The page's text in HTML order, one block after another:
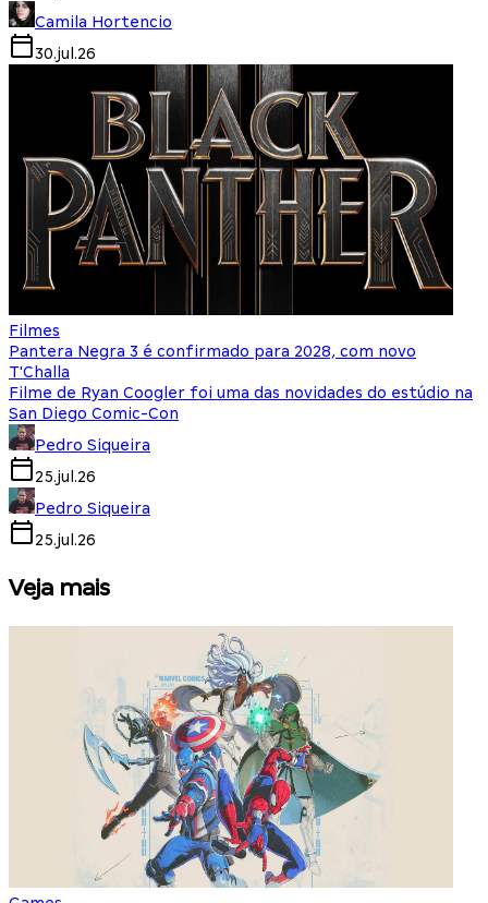
Camila Hortencio
30.jul.26
Filmes
Pantera Negra 3 é confirmado para 2028, com novo
T'Challa
Filme de Ryan Coogler foi uma das novidades do estúdio na
San Diego Comic-Con
Pedro Siqueira
25.jul.26
Pedro Siqueira
25.jul.26
Veja mais